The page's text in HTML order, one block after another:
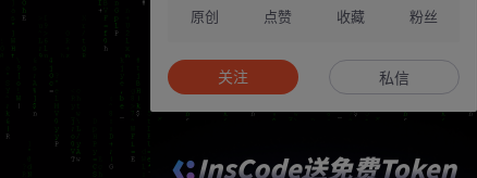
原创 点赞 收藏 粉丝
关注 私信